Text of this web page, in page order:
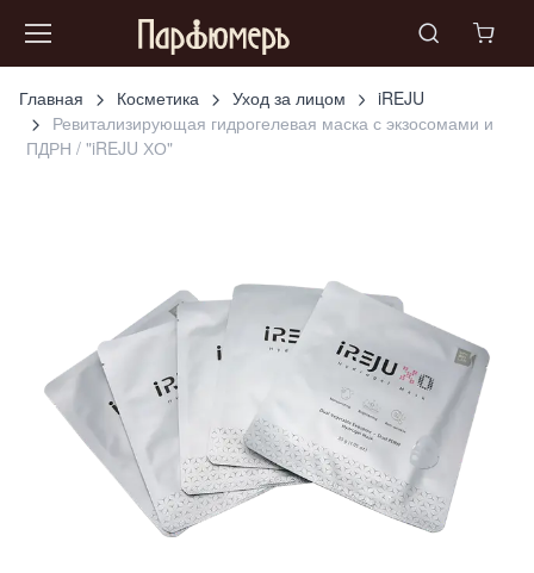
Главная Косметика Уход за лицом
iREJU
Ревитализирующая гидрогелевая маска с экзосомами и
ПДРН / "iREJU ХО"